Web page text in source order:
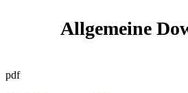
Allgemeine
pdf